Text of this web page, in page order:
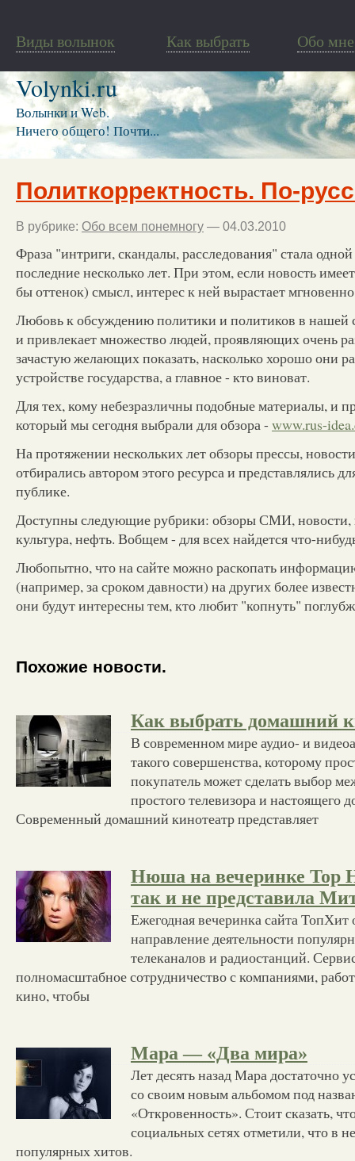
Виды волынок Как выбрать Обо мне
Volynki.ru
Волынки и Web.
Ничего общего! Почти...
Политкорректность. По-
В рубрике: Обо всем понемногу — 04.03.2010
Фраза "интриги, скандалы, расследования" стала одной
последние несколько лет. При этом, если новость
бы оттенок) смысл, интерес к ней вырастает
Любовь к обсуждению политики и политиков в нашей
и привлекает множество людей, проявляющих очень
зачастую желающих показать, насколько хорошо они
устройстве государства, а главное - кто виноват.
Для тех, кому небезразличны подобные материалы, и
который мы сегодня выбрали для обзора - www.rus-
На протяжении нескольких лет обзоры прессы,
отбирались автором этого ресурса и представлялись
публике.
Доступны следующие рубрики: обзоры СМИ, новости,
культура, нефть. Вобщем - для всех найдется что-
Любопытно, что на сайте можно раскопать
(например, за сроком давности) на других более
они будут интересны тем, кто любит "копнуть"
Похожие новости.
Как выбрать домашний
В современном мире аудио- и
такого совершенства, которому
покупатель может сделать выбор
простого телевизора и настоящего
Современный домашний кинотеатр представляет
Нюша на вечеринке Top
так и не представила
Ежегодная вечеринка сайта ТопХит
направление деятельности
телеканалов и радиостанций.
полномасштабное сотрудничество с компаниями,
кино, чтобы
Мара — «Два мира»
Лет десять назад Мара достаточно
со своим новым альбомом под
«Откровенность». Стоит сказать,
социальных сетях отметили, что в
популярных хитов.